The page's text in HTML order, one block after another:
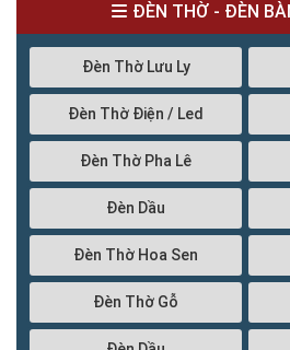
ĐÈN THỜ - ĐÈN
Đèn Thờ Lưu Ly
Đèn Thờ Điện / Led
Đèn Thờ Pha Lê
Đèn Dầu
Đèn Thờ Hoa Sen
Đèn Thờ Gỗ